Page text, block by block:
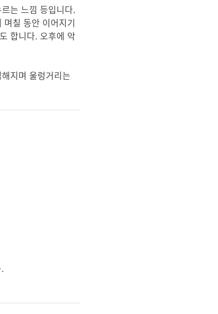
는 느낌 등입니다.
칠 동안 이어지기
합니다. 오후에 악
지며 울렁거리는